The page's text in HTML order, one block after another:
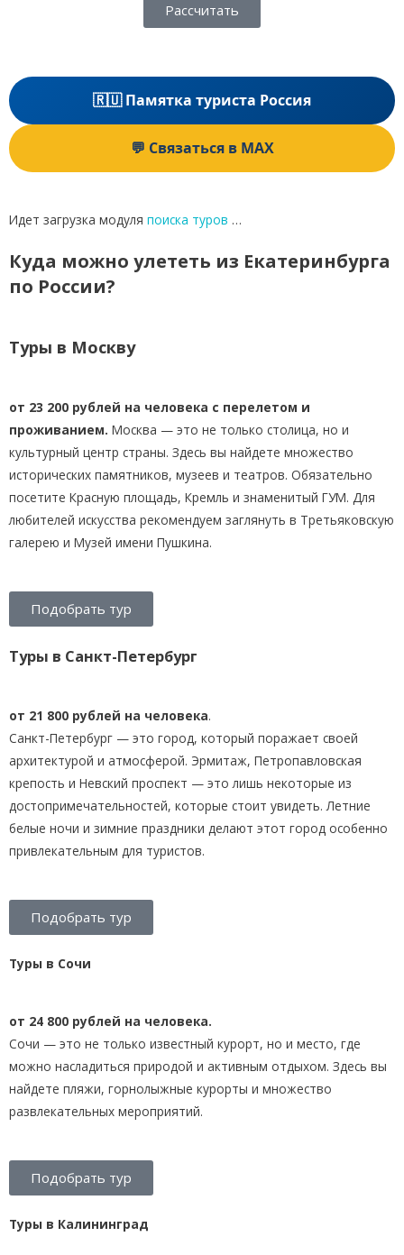
Рассчитать
🇷🇺 Памятка туриста Россия
💬 Связаться в MAX
Идет загрузка модуля поиска туров …
Куда можно улететь из Екатеринбурга
по России?
Туры в Москву
от 23 200 рублей на человека с перелетом и
проживанием. Москва — это не только столица, но и
культурный центр страны. Здесь вы найдете множество
исторических памятников, музеев и театров. Обязательно
посетите Красную площадь, Кремль и знаменитый ГУМ. Для
любителей искусства рекомендуем заглянуть в Третьяковскую
галерею и Музей имени Пушкина.
Подобрать тур
Туры в Санкт-Петербург
от 21 800 рублей на человека.
Санкт-Петербург — это город, который поражает своей
архитектурой и атмосферой. Эрмитаж, Петропавловская
крепость и Невский проспект — это лишь некоторые из
достопримечательностей, которые стоит увидеть. Летние
белые ночи и зимние праздники делают этот город особенно
привлекательным для туристов.
Подобрать тур
Туры в Сочи
от 24 800 рублей на человека.
Сочи — это не только известный курорт, но и место, где
можно насладиться природой и активным отдыхом. Здесь вы
найдете пляжи, горнолыжные курорты и множество
развлекательных мероприятий.
Подобрать тур
Туры в Калининград